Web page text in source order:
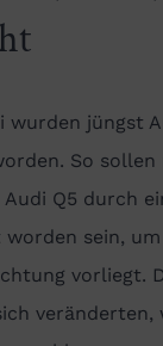
wurden jüngst
So sollen
Q5 durch
sein,
vorliegt.
veränderten,